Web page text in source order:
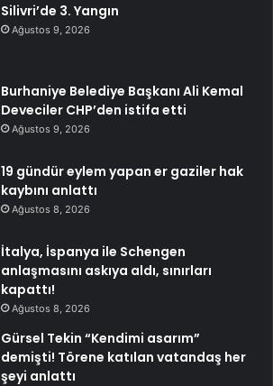
Silivri’de 3. Yangın
Ağustos 9, 2026
Burhaniye Belediye Başkanı Ali Kemal
Deveciler CHP’den istifa etti
Ağustos 9, 2026
19 gündür eylem yapan er gaziler hak
kaybını anlattı
Ağustos 8, 2026
İtalya, İspanya ile Schengen
anlaşmasını askıya aldı, sınırları
kapattı!
Ağustos 8, 2026
Gürsel Tekin “Kendimi asarım”
demişti! Törene katılan vatandaş her
şeyi anlattı